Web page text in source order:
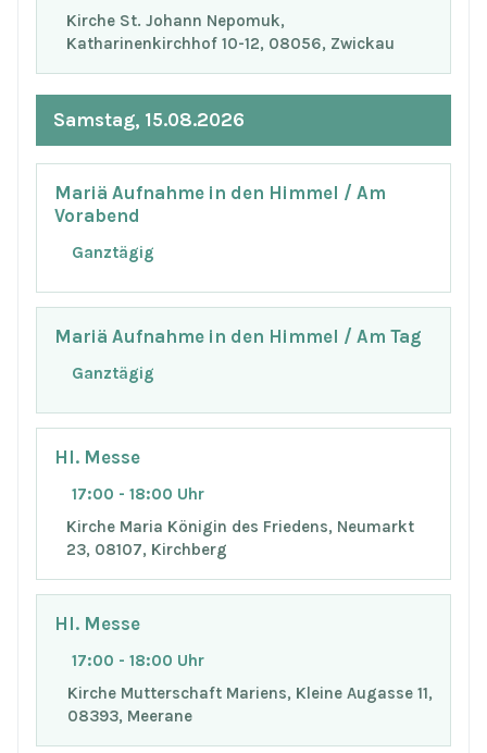
Kirche St. Johann Nepomuk,
Katharinenkirchhof 10-12, 08056, Zwickau
Samstag, 15.08.2026
Mariä Aufnahme in den Himmel / Am
Vorabend
Ganztägig
Mariä Aufnahme in den Himmel / Am Tag
Ganztägig
Hl. Messe
17:00 - 18:00 Uhr
Kirche Maria Königin des Friedens, Neumarkt
23, 08107, Kirchberg
Hl. Messe
17:00 - 18:00 Uhr
Kirche Mutterschaft Mariens, Kleine Augasse 11,
08393, Meerane